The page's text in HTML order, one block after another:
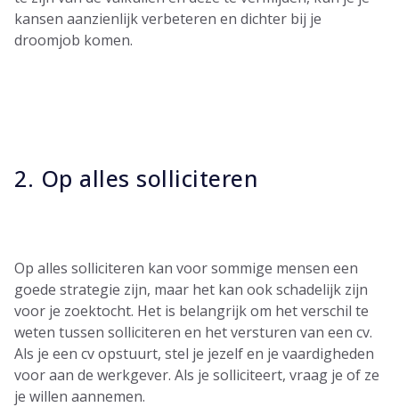
kansen aanzienlijk verbeteren en dichter bij je
droomjob komen.
2. Op alles solliciteren
Op alles solliciteren kan voor sommige mensen een
goede strategie zijn, maar het kan ook schadelijk zijn
voor je zoektocht. Het is belangrijk om het verschil te
weten tussen solliciteren en het versturen van een cv.
Als je een cv opstuurt, stel je jezelf en je vaardigheden
voor aan de werkgever. Als je solliciteert, vraag je of ze
je willen aannemen.